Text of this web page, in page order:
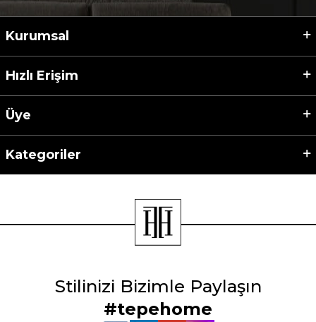
Kurumsal
Hızlı Erişim
Üye
Kategoriler
Stilinizi Bizimle Paylaşın
#tepehome